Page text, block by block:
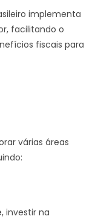
implementa
facilitando o
fiscais para
várias áreas
investir na